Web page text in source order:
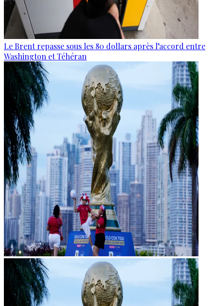
Le Brent repasse sous les 80 dollars après l’accord entre
Washington et Téhéran